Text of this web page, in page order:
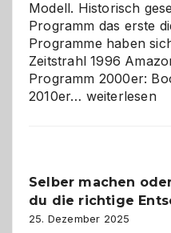
Modell. Historisch
Programm das erste
Programme haben
Zeitstrahl 1996
Programm 2000er:
2010er… Affiliate-
und
Zukunft
weiterlesen
Selber machen
du die richtige
25. Dezember 2025